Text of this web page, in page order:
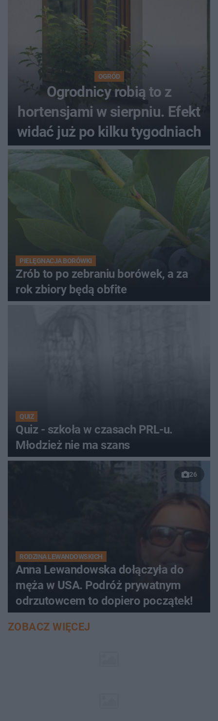
OGRÓD
Ogrodnicy robią to z
hortensjami w sierpniu. Efekt
widać już po kilku tygodniach
PIELĘGNACJA BORÓWKI
Zrób to po zebraniu borówek, a za
rok zbiory będą obfite
QUIZ
Quiz - szkoła w czasach PRL-u.
Młodzież nie ma szans
26
RODZINA LEWANDOWSKICH
Anna Lewandowska dołączyła do
męża w USA. Podróż prywatnym
odrzutowcem to dopiero początek!
ZOBACZ WIĘCEJ